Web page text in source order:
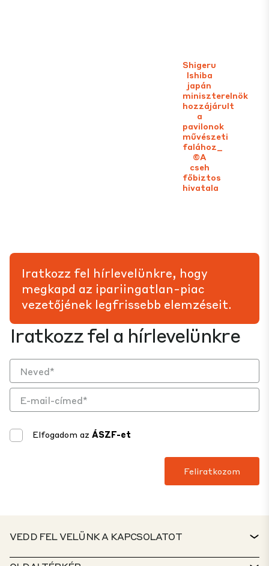
Shigeru
Ishiba
japán
miniszterelnök
hozzájárult
a
pavilonok
művészeti
falához_
©A
cseh
főbiztos
hivatala
Iratkozz fel a hírlevelünkre
Elfogadom az ÁSZF-et
Iratkozz fel hírlevelünkre, hogy
megkapd az ipariingatlan-piac
vezetőjének legfrissebb elemzéseit.
VEDD FEL VELÜNK A KAPCSOLATOT
KAPCSOLAT